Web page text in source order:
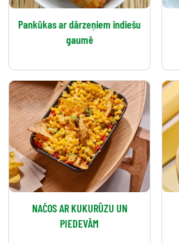
Pankūkas ar dārzeņiem indiešu
gaumē
NAČOS AR KUKURŪZU UN
PIEDEVĀM